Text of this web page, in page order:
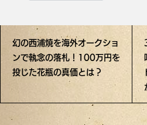
幻の西浦焼を海外オークショ
ンで執念の落札！100万円を
投じた花瓶の真価とは？